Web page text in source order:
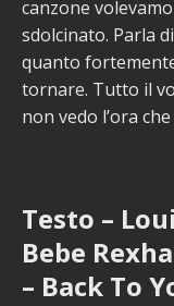
canzone
sdolcinato. Parla
quanto
tornare. Tutto il
non vedo l’ora
Testo –
Bebe
– Back To